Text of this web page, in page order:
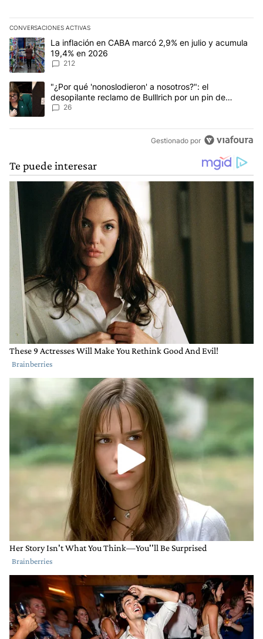
CONVERSACIONES ACTIVAS
Este listado muestra los artículos con más comentarios en los
Un artículo de tendencia con el título "La inflación en CABA
La inflación en CABA marcó 2,9% en julio y acumula
19,4% en 2026
212
Un artículo de tendencia con el título ""¿Por qué 'nonoslodieron'
"¿Por qué 'nonoslodieron' a nosotros?": el
desopilante reclamo de Bulllrich por un pin de
Malvinas
26
Gestionado por